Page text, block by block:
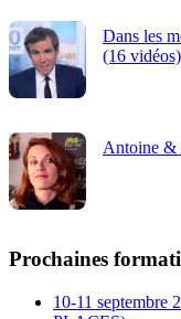
Dans les
(16 vidéos)
Antoine &
Prochaines
10-11 septembre